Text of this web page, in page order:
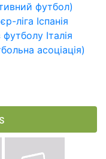
футбол)
ліга Іспанія
футболу Італія
асоціація)